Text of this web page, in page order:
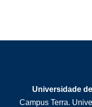
Universidade
Campus Terra.